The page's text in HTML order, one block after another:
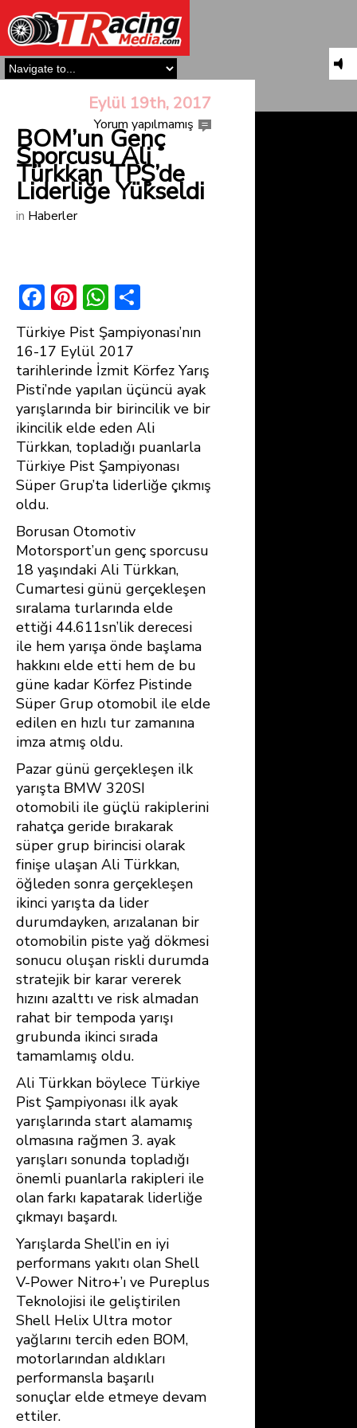
Eylül 19th, 2017
Yorum yapılmamış
BOM’un Genç
Sporcusu Ali
Türkkan TPŞ’de
Liderliğe Yükseldi
in Haberler
F
ac
e
b
o
ok
Pi
nt
er
e
st
W
h
at
s
A
p
p
h
ar
e
Türkiye Pist Şampiyonası’nın
16-17 Eylül 2017
tarihlerinde İzmit Körfez Yarış
Pisti’nde yapılan üçüncü ayak
yarışlarında bir birincilik ve bir
ikincilik elde eden Ali
Türkkan, topladığı puanlarla
Türkiye Pist Şampiyonası
Süper Grup’ta liderliğe çıkmış
oldu.
Borusan Otomotiv
Motorsport’un genç sporcusu
18 yaşındaki Ali Türkkan,
Cumartesi günü gerçekleşen
sıralama turlarında elde
ettiği 44.611sn’lik derecesi
ile hem yarışa önde başlama
hakkını elde etti hem de bu
güne kadar Körfez Pistinde
Süper Grup otomobil ile elde
edilen en hızlı tur zamanına
imza atmış oldu.
Pazar günü gerçekleşen ilk
yarışta BMW 320SI
otomobili ile güçlü rakiplerini
rahatça geride bırakarak
süper grup birincisi olarak
finişe ulaşan Ali Türkkan,
öğleden sonra gerçekleşen
ikinci yarışta da lider
durumdayken, arızalanan bir
otomobilin piste yağ dökmesi
sonucu oluşan riskli durumda
stratejik bir karar vererek
hızını azalttı ve risk almadan
rahat bir tempoda yarışı
grubunda ikinci sırada
tamamlamış oldu.
Ali Türkkan böylece Türkiye
Pist Şampiyonası ilk ayak
yarışlarında start alamamış
olmasına rağmen 3. ayak
yarışları sonunda topladığı
önemli puanlarla rakipleri ile
olan farkı kapatarak liderliğe
çıkmayı başardı.
Yarışlarda Shell’in en iyi
performans yakıtı olan Shell
V-Power Nitro+’ı ve Pureplus
Teknolojisi ile geliştirilen
Shell Helix Ultra motor
yağlarını tercih eden BOM,
motorlarından aldıkları
performansla başarılı
sonuçlar elde etmeye devam
ettiler.